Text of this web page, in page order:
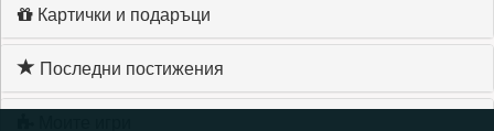
Картички и подаръци
Последни постижения